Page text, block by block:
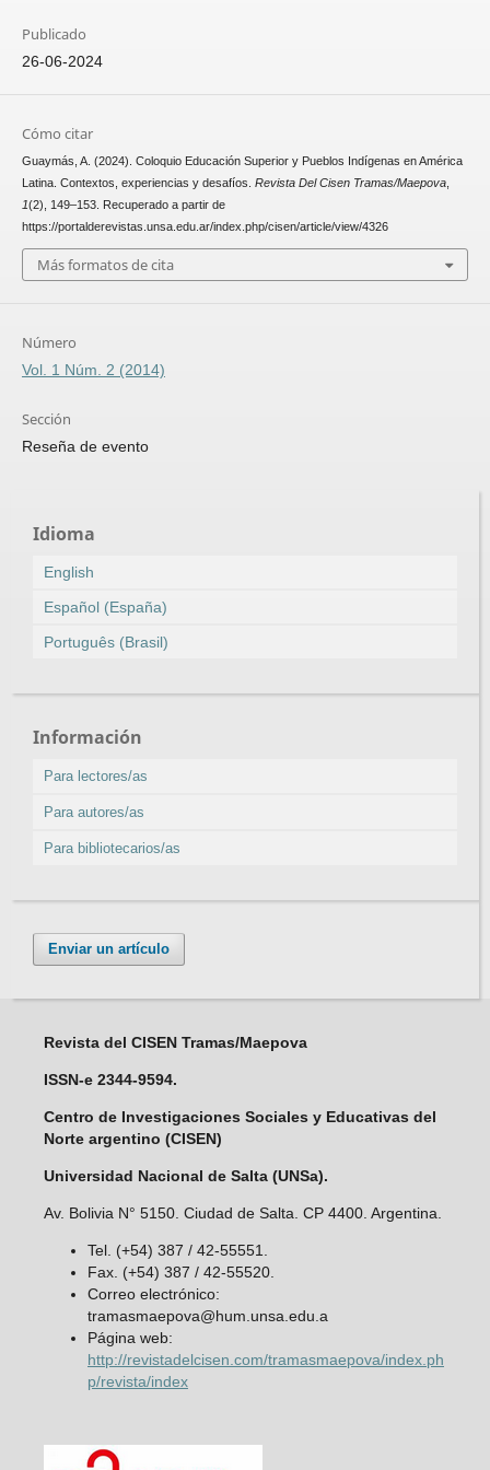
Publicado
26-06-2024
Cómo citar
Guaymás, A. (2024). Coloquio Educación Superior y Pueblos Indígenas en América
Latina. Contextos, experiencias y desafíos. Revista Del Cisen Tramas/Maepova,
1(2), 149–153. Recuperado a partir de
https://portalderevistas.unsa.edu.ar/index.php/cisen/article/view/4326
Más formatos de cita
Número
Vol. 1 Núm. 2 (2014)
Sección
Reseña de evento
Idioma
English
Español (España)
Português (Brasil)
Información
Para lectores/as
Para autores/as
Para bibliotecarios/as
Enviar un artículo
Revista del CISEN Tramas/Maepova
ISSN-e 2344-9594.
Centro de Investigaciones Sociales y Educativas del
Norte argentino (CISEN)
Universidad Nacional de Salta (UNSa).
Av. Bolivia N° 5150. Ciudad de Salta. CP 4400. Argentina.
Tel. (+54) 387 / 42-55551.
Fax. (+54) 387 / 42-55520.
Correo electrónico:
tramasmaepova@hum.unsa.edu.a
Página web:
http://revistadelcisen.com/tramasmaepova/index.ph
p/revista/index